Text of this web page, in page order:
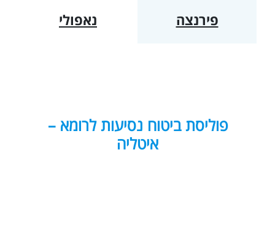
פירנצה נאפולי
פוליסת ביטוח נסיעות לרומא –
איטליה